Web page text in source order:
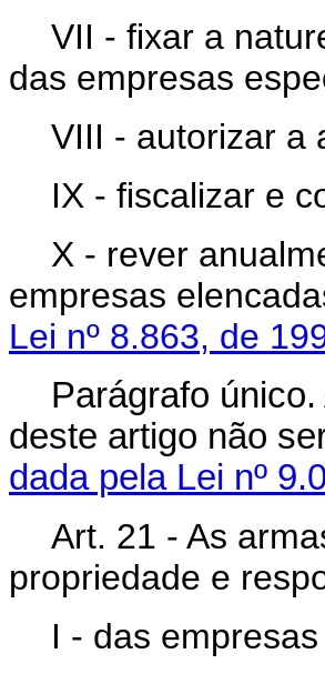
VII - fixar a
das empresas
VIII - autorizar a
IX - fiscalizar e
X - rever
empresas
Lei nº 8.863, de
Parágrafo
deste artigo
dada pela Lei nº
Art. 21 - As
propriedade e
I - das